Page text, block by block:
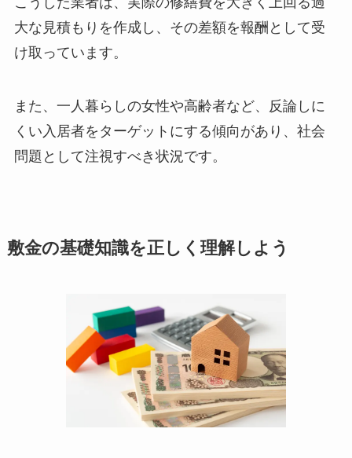
大な見積もりを作成し、その差額を報酬として受
け取っています。
また、一人暮らしの女性や高齢者など、反論しに
くい入居者をターゲットにする傾向があり、社会
問題として注視すべき状況です。
敷金の基礎知識を正しく理解しよう